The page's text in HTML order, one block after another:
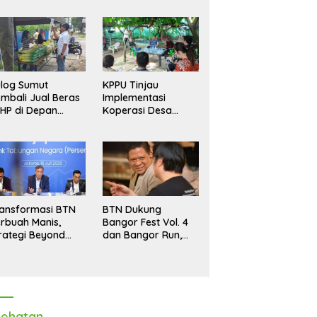
Sumut
Jual Beras
di Depan
Akhir Tahun
KPPU Tinjau
Implementasi
Koperasi Desa
BTN
Manis,
Beyond
BTN Dukung
Bangor Fest Vol. 4
dan Bangor Run,